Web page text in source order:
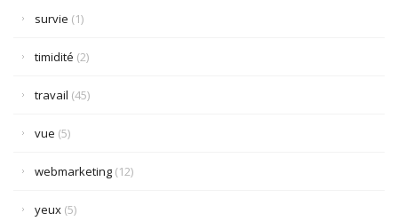
survie (1)
timidité (2)
travail (45)
vue (5)
webmarketing (12)
yeux (5)